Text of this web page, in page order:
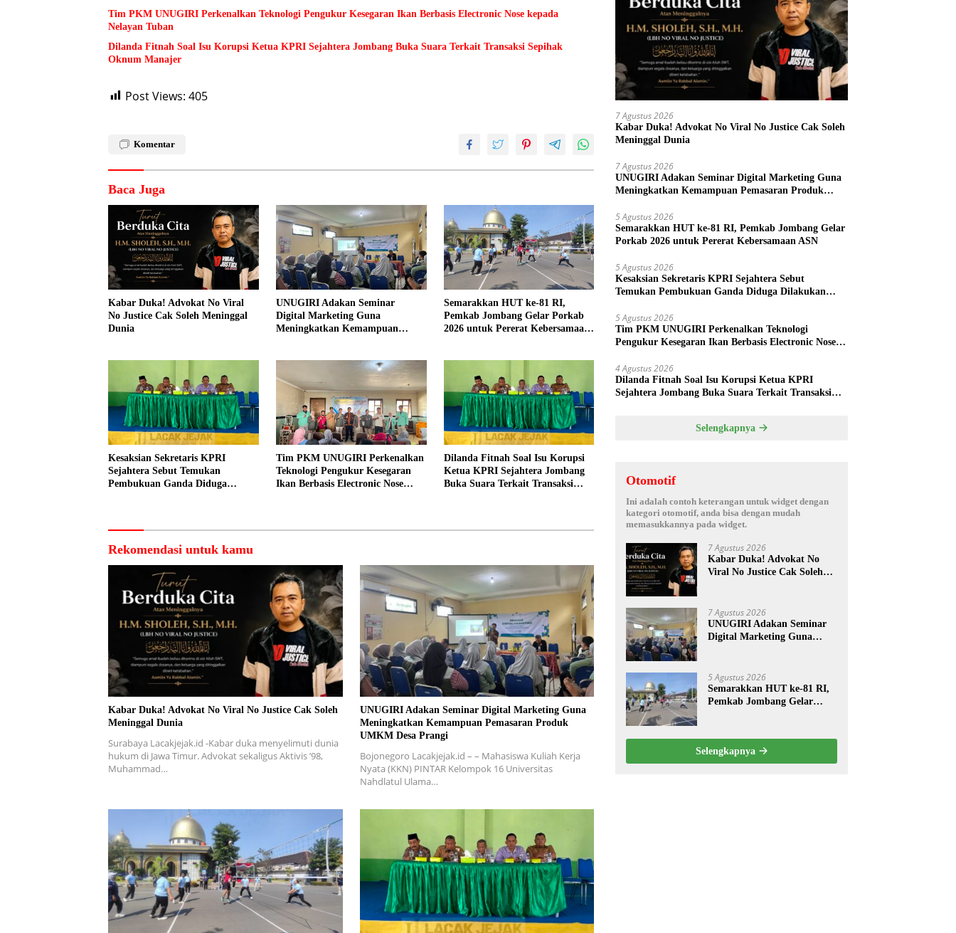
Tim PKM UNUGIRI Perkenalkan Teknologi Pengukur Kesegaran Ikan Berbasis Electronic Nose kepada
Nelayan Tuban
Dilanda Fitnah Soal Isu Korupsi Ketua KPRI Sejahtera Jombang Buka Suara Terkait Transaksi Sepihak
Oknum Manajer
Post Views: 405
Komentar
Baca Juga
Kabar Duka! Advokat No Viral
No Justice Cak Soleh Meninggal
Dunia
UNUGIRI Adakan Seminar
Digital Marketing Guna
Meningkatkan Kemampuan
Semarakkan HUT ke-81 RI,
Pemkab Jombang Gelar Porkab
2026 untuk Pererat Kebersamaan
Kesaksian Sekretaris KPRI
Sejahtera Sebut Temukan
Pembukuan Ganda Diduga
Tim PKM UNUGIRI Perkenalkan
Teknologi Pengukur Kesegaran
Ikan Berbasis Electronic Nose
Dilanda Fitnah Soal Isu Korupsi
Ketua KPRI Sejahtera Jombang
Buka Suara Terkait Transaksi
Rekomendasi untuk kamu
Kabar Duka! Advokat No Viral No Justice Cak Soleh
Meninggal Dunia
Surabaya Lacakjejak.id -Kabar duka menyelimuti dunia
hukum di Jawa Timur. Advokat sekaligus Aktivis ’98,
Muhammad…
UNUGIRI Adakan Seminar Digital Marketing Guna
Meningkatkan Kemampuan Pemasaran Produk
UMKM Desa Prangi
Bojonegoro Lacakjejak.id – – Mahasiswa Kuliah Kerja
Nyata (KKN) PINTAR Kelompok 16 Universitas
Nahdlatul Ulama…
7 Agustus 2026
Kabar Duka! Advokat No Viral No Justice Cak Soleh
Meninggal Dunia
7 Agustus 2026
UNUGIRI Adakan Seminar Digital Marketing Guna
Meningkatkan Kemampuan Pemasaran Produk
5 Agustus 2026
Semarakkan HUT ke-81 RI, Pemkab Jombang Gelar
Porkab 2026 untuk Pererat Kebersamaan ASN
5 Agustus 2026
Kesaksian Sekretaris KPRI Sejahtera Sebut
Temukan Pembukuan Ganda Diduga Dilakukan
5 Agustus 2026
Tim PKM UNUGIRI Perkenalkan Teknologi
Pengukur Kesegaran Ikan Berbasis Electronic Nose
4 Agustus 2026
Dilanda Fitnah Soal Isu Korupsi Ketua KPRI
Sejahtera Jombang Buka Suara Terkait Transaksi
Selengkapnya
Otomotif
Ini adalah contoh keterangan untuk widget dengan
kategori otomotif, anda bisa dengan mudah
memasukkannya pada widget.
7 Agustus 2026
Kabar Duka! Advokat No
Viral No Justice Cak Soleh
7 Agustus 2026
UNUGIRI Adakan Seminar
Digital Marketing Guna
Desa Prangi
5 Agustus 2026
Semarakkan HUT ke-81 RI,
Pemkab Jombang Gelar
Selengkapnya